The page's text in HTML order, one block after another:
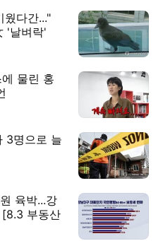
웠다간..."
'날벼락'
물린 홍
3명으로 늘
육박...강
부동산